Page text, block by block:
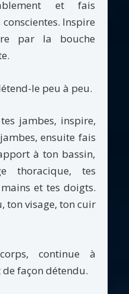
et fais
Inspire
par la bouche
le peu à peu.
jambes, inspire,
ensuite fais
à ton bassin,
thoracique, tes
et tes doigts.
ton visage, ton cuir
continue à
façon détendu.